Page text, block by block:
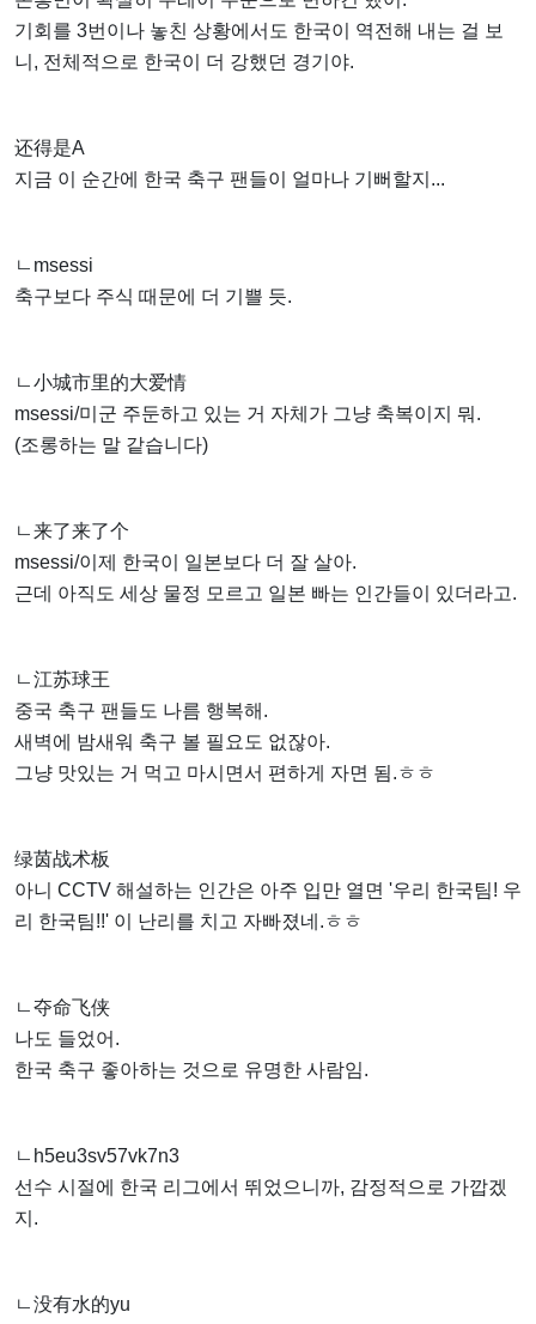
기회를 3번이나 놓친 상황에서도 한국이 역전해 내는 걸 보
니, 전체적으로 한국이 더 강했던 경기야.
还得是A
지금 이 순간에 한국 축구 팬들이 얼마나 기뻐할지...
ㄴmsessi
축구보다 주식 때문에 더 기쁠 듯.
ㄴ小城市里的大爱情
msessi/미군 주둔하고 있는 거 자체가 그냥 축복이지 뭐.
(조롱하는 말 같습니다)
ㄴ来了来了个
msessi/이제 한국이 일본보다 더 잘 살아.
근데 아직도 세상 물정 모르고 일본 빠는 인간들이 있더라고.
ㄴ江苏球王
중국 축구 팬들도 나름 행복해.
새벽에 밤새워 축구 볼 필요도 없잖아.
그냥 맛있는 거 먹고 마시면서 편하게 자면 됨.ㅎㅎ
绿茵战术板
아니 CCTV 해설하는 인간은 아주 입만 열면 '우리 한국팀! 우
리 한국팀!!' 이 난리를 치고 자빠졌네.ㅎㅎ
ㄴ夺命飞侠
나도 들었어.
한국 축구 좋아하는 것으로 유명한 사람임.
ㄴh5eu3sv57vk7n3
선수 시절에 한국 리그에서 뛰었으니까, 감정적으로 가깝겠
지.
ㄴ没有水的yu